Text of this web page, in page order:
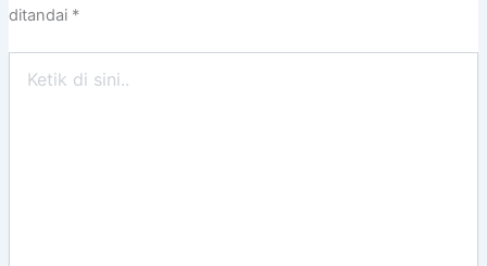
ditandai *